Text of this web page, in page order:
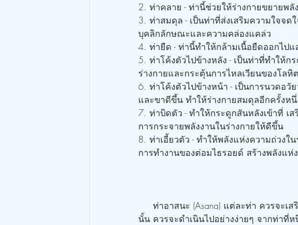
2. ท่าคลาย - ท่านี้ช่วยให้ร่างกายขยายพ
3. ท่าสมดุล - เป็นท่าที่ส่งเสริมความใจจ
บุคลิกลักษณะและความคล่องแคล่ว
4. ท่ายืด - ท่านี้ทำให้กล้ามเนื้อยืดออกไป
5. ท่าโค้งตัวไปข้างหลัง - เป็นท่าที่ทำให้
ร่างกายและกระตุ้นการไหลเวียนของโลหิต
6. ท่าโค้งตัวไปข้างหน้า - เป็นการนวดอวั
และขาดีขึ้น ทำให้ร่างกายสมดุลอีกครั้งห
7. ท่าบิดตัว - ทำให้กระดูกสันหลังเข้าที่ เ
การกระจายพลังงานในร่างกายให้ดีขึ้น
8. ท่าเอี้ยวตัว - ทำให้พลังแห่งความถ่วง
การทำงานของต่อมไธรอยด์ สร้างพลังแ
นั้น ควรจะดำเนินไปอย่างง่ายๆ จากท่าที่